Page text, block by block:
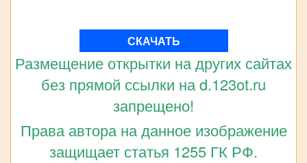
СКАЧАТЬ
Размещение открытки на других сайтах
без прямой ссылки на d.123ot.ru
запрещено!
Права автора на данное изображение
защищает статья 1255 ГК РФ.